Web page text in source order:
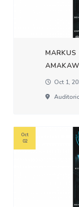
Oct 1,
Oct
02